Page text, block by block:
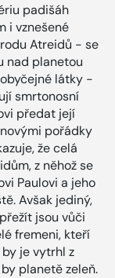
padišáh
i vznešené
Atreidů - se
nad planetou
látky -
smrtonosní
předat její
pořádky
že celá
z něhož se
Paulovi a jeho
Avšak jediný,
jsou vůči
fremeni, kteří
je vytrhl z
planetě zeleň.